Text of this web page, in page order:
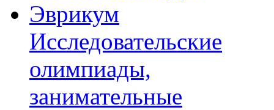
Эврикум
Исследовательские
олимпиады,
занимательные